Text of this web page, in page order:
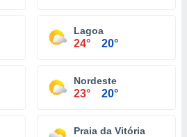
Lagoa
24° 20°
Nordeste
23° 20°
Praia da Vitória